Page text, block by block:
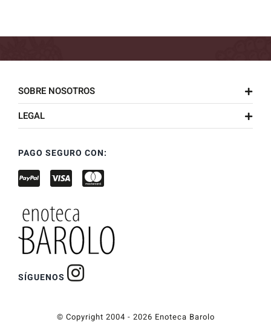
SOBRE NOSOTROS
LEGAL
PAGO SEGURO CON:
SÍGUENOS
© Copyright 2004 - 2026 Enoteca Barolo